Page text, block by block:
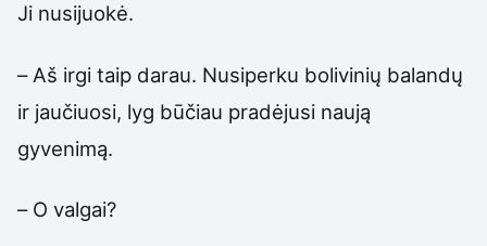
Ji nusijuokė.
– Aš irgi taip darau. Nusiperku bolivinių balandų
ir jaučiuosi, lyg būčiau pradėjusi naują
gyvenimą.
– O valgai?